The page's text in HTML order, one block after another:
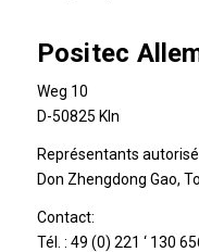
Positec
Weg 10
D-50825 Kln
Représentants
Don Zhengdong Gao,
Contact:
Tél. : 49 (0) 221 ‘ 130